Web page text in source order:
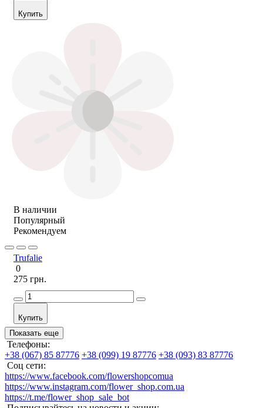
Купить
В наличии
Популярный
Рекомендуем
Trufalie
0
275 грн.
Купить
Показать еще
Телефоны:
+38 (067) 85 87776 +38 (099) 19 87776 +38 (093) 83 87776
Соц сети:
https://www.facebook.com/flowershopcomua
https://www.instagram.com/flower_shop.com.ua
https://t.me/flower_shop_sale_bot